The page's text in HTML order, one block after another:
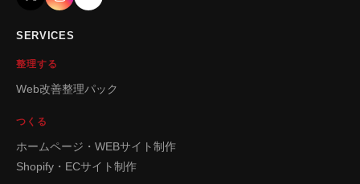
SERVICES
整理する
Web改善整理パック
つくる
ホームページ・WEBサイト制作
Shopify・ECサイト制作